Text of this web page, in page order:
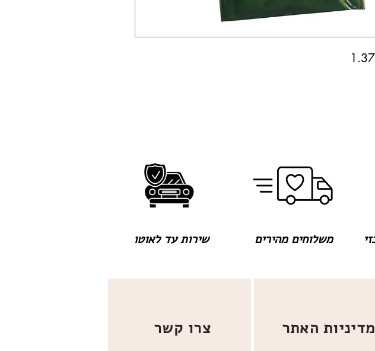
שירות עד לאוטו משלוחים מהירים
צרו קשר מדיניות האתר